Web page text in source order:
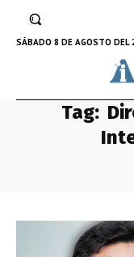
SÁBADO 8 DE AGOSTO DEL
Tag: